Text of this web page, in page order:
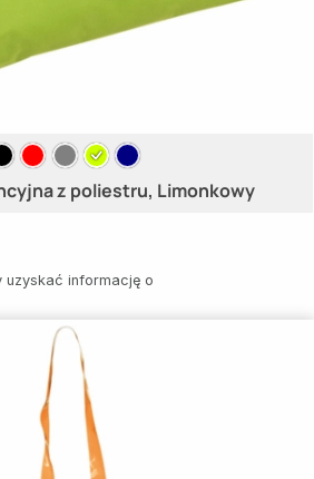
z poliestru, Limonkowy
uzyskać informację o